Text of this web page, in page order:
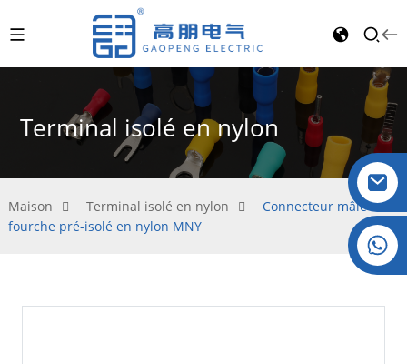
Terminal isolé en nylon
Maison Terminal isolé en nylon
Connecteur mâle à
fourche pré-isolé en nylon MNY